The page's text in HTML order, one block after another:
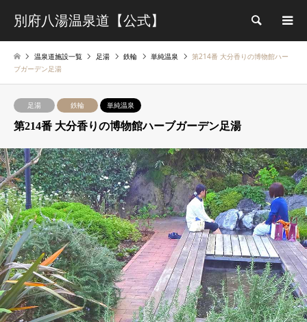
別府八湯温泉道【公式】 検索
温泉道施設一覧 足湯 鉄輪 単純温泉
第214番 大分香りの博物館ハー
ブガーデン足湯
足湯 鉄輪 単純温泉
第214番 大分香りの博物館ハーブガーデン足湯